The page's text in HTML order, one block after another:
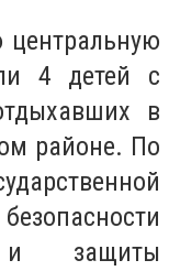
4 детей с
в
районе. По
и защиты